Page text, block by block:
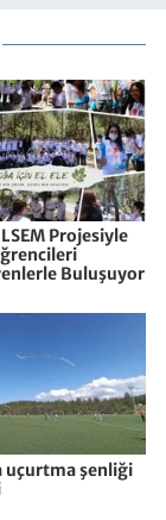
Projesiyle
Buluşuyor
uçurtma şenliği